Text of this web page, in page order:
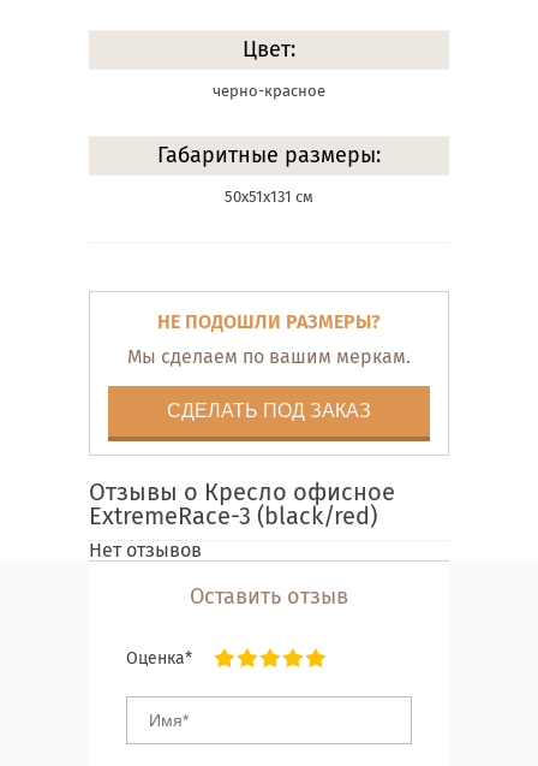
Цвет:
черно-красное
Габаритные размеры:
50х51х131 см
НЕ ПОДОШЛИ РАЗМЕРЫ?
Мы сделаем по вашим меркам.
СДЕЛАТЬ ПОД ЗАКАЗ
Отзывы о Кресло офисное
ExtremeRace-3 (black/red)
Нет отзывов
Оставить отзыв
Оценка*